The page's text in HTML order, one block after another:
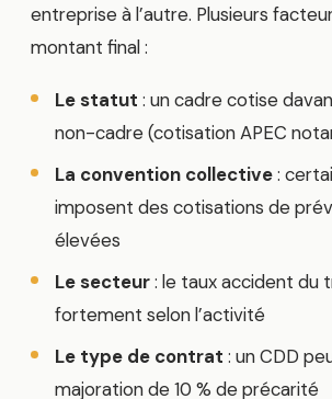
entreprise à l’autre. Plusieurs
montant final :
Le statut : un cadre cotise
non-cadre (cotisation APEC
La convention collective:
imposent des cotisations de
élevées
Le secteur: le taux accident du
fortement selon l’activité
Le type de contrat : un CDD
majoration de 10 % de précarité